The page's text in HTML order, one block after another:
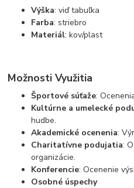
Výška: viď tabuľka
Farba: striebro
Materiál: kov/plast
Možnosti Využitia
Športové súťaže:
Kultúrne a umelecké
hudbe.
Akademické ocenenia:
Charitatívne podujatia:
organizácie.
Konferencie: Ocenenie
Osobné úspechy